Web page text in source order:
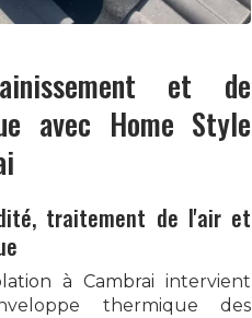
et de
avec Home Style
traitement de l'air et
à Cambrai intervient
thermique des